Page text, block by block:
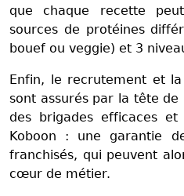
que chaque recette
sources de protéines
bouef ou veggie) et 3
Enfin, le recrutement et
sont assurés par la tête
des brigades efficaces
Koboon : une garantie
franchisés, qui peuvent
cœur de métier.